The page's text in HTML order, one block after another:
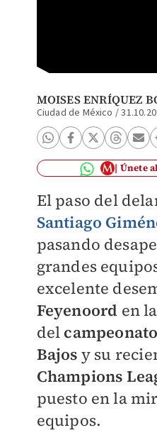
MOISES ENRÍQUEZ
Ciudad de México /
Únete
El paso del
Santiago
pasando
grandes
excelente
Feyenoord en
del campeonato
Bajos y su
Champions
puesto en la
equipos.